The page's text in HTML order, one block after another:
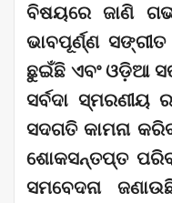
ବିଷୟରେ ଜାଣି
ଭାବପୂର୍ଣ୍ଣ
ଛୁଇଁଛି ଏବଂ ଓଡ଼ିଆ
ସର୍ବଦା ସ୍ମରଣୀୟ
ସଦଗତି କାମନା
ଶୋକସନ୍ତପ୍ତ
ସମବେଦନା